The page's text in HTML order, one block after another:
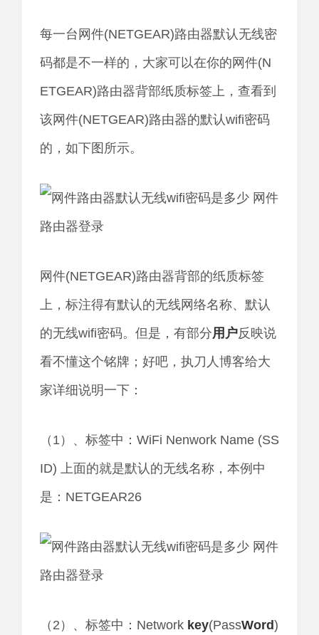
每一台网件(NETGEAR)路由器默认无线密
码都是不一样的，大家可以在你的网件(N
ETGEAR)路由器背部纸质标签上，查看到
该网件(NETGEAR)路由器的默认wifi密码
的，如下图所示。
网件(NETGEAR)路由器背部的纸质标签
上，标注得有默认的无线网络名称、默认
的无线wifi密码。但是，有部分用户反映说
看不懂这个铭牌；好吧，执刀人博客给大
家详细说明一下：
（1）、标签中：WiFi Nenwork Name (SS
ID) 上面的就是默认的无线名称，本例中
是：NETGEAR26
（2）、标签中：Network key(PassWord)